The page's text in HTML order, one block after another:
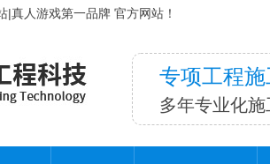
|真人游戏第一品牌 官方网站！
专项工程
多年专业化施